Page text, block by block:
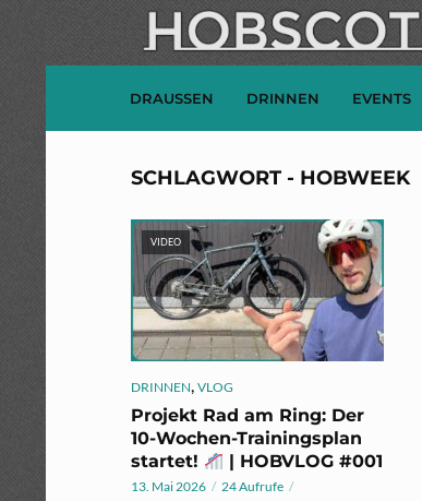
DRAUSSEN DRINNEN EVENTS
SCHLAGWORT - HOBWEEK
VIDEO
DRINNEN, VLOG
Projekt Rad am Ring: Der
10-Wochen-Trainingsplan
startet!
| HOBVLOG #001
13. Mai 2026
24 Aufrufe